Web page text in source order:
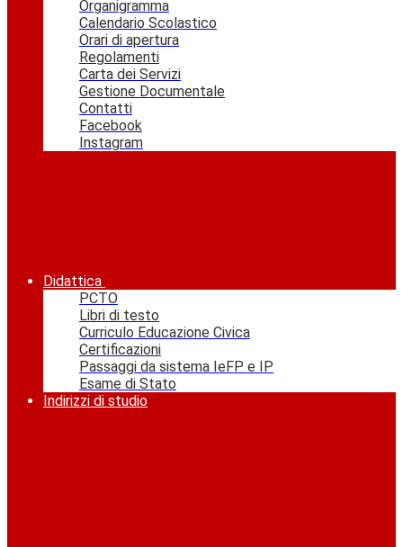
Organigramma
Calendario Scolastico
Orari di apertura
Regolamenti
Carta dei Servizi
Gestione Documentale
Contatti
Facebook
Instagram
Didattica
PCTO
Libri di testo
Curriculo Educazione Civica
Certificazioni
Passaggi da sistema IeFP e IP
Esame di Stato
Indirizzi di studio